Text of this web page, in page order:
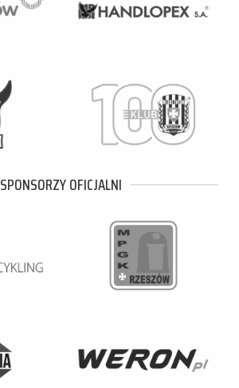
SPONSORZY OFICJALNI